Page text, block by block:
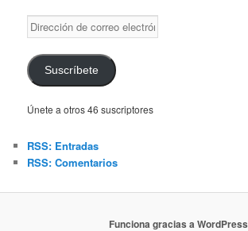
Dirección
de
correo
electrónico
Suscríbete
Únete a otros 46 suscriptores
RSS: Entradas
RSS: Comentarios
Funciona gracias a WordPress